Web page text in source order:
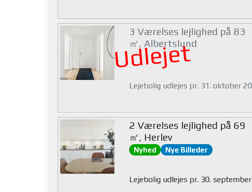
Udlejet
3 Værelses lejlighed på 83
㎡, Albertslund
Lejebolig udlejes pr. 31. oktober
2 Værelses lejlighed på 69
㎡, Herlev
Nyhed Nye Billeder
Lejebolig udlejes pr. 30.